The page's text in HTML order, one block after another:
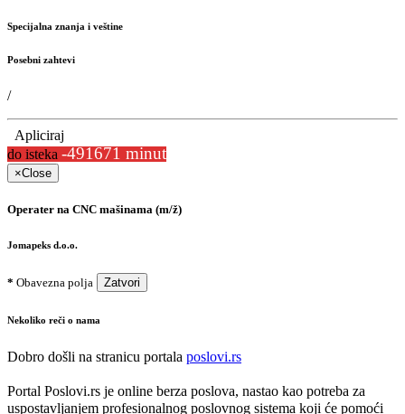
Specijalna znanja i veštine
Posebni zahtevi
/
Apliciraj
do isteka -491671 minut
×Close
Operater na CNC mašinama (m/ž)
Jomapeks d.o.o.
* Obavezna polja Zatvori
Nekoliko reči o nama
Dobro došli na stranicu portala poslovi.rs
Portal Poslovi.rs je online berza poslova, nastao kao potreba za
uspostavljanjem profesionalnog poslovnog sistema koji će pomoći